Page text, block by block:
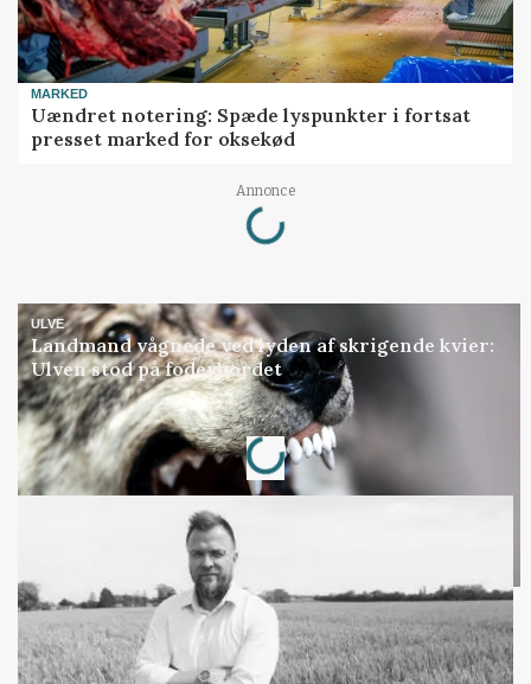
MARKED
Uændret notering: Spæde lyspunkter i fortsat
presset marked for oksekød
Annonce
Loading...
ULVE
Landmand vågnede ved lyden af skrigende kvier:
Ulven stod på foderbordet
Annonce
Loading...